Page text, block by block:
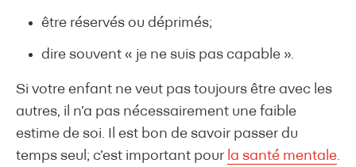
être réservés ou déprimés;
dire souvent « je ne suis pas capable ».
Si votre enfant ne veut pas toujours être avec les
autres, il n’a pas nécessairement une faible
estime de soi. Il est bon de savoir passer du
temps seul; c’est important pour la santé mentale.